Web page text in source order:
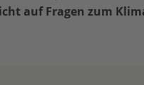
auf Fragen zum